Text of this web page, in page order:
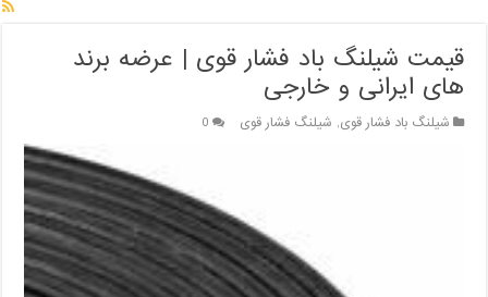
قیمت شیلنگ باد فشار قوی | عرضه برند
های ایرانی و خارجی
شیلنگ باد فشار قوی, شیلنگ فشار قوی 0